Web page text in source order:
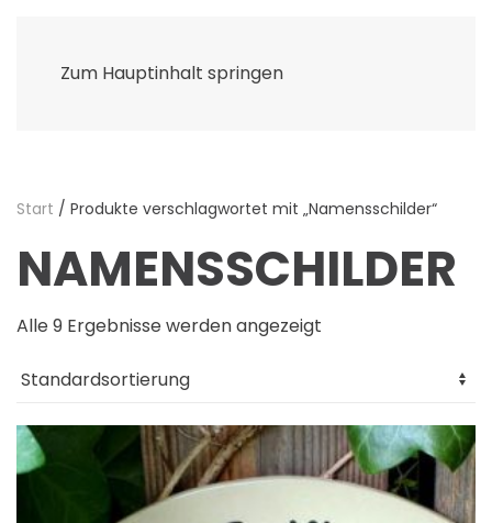
Zum Hauptinhalt springen
Start / Produkte verschlagwortet mit „Namensschilder“
NAMENSSCHILDER
Alle 9 Ergebnisse werden angezeigt